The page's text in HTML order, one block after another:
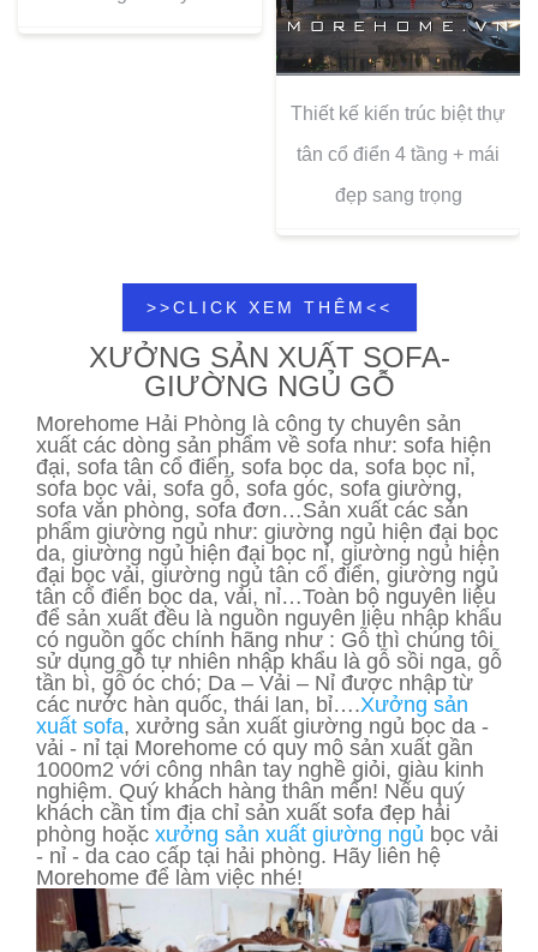
Thiết kế kiến trúc biệt thự
tân cổ điển 4 tầng + mái
đẹp sang trọng
>>CLICK XEM THÊM<<
XƯỞNG SẢN XUẤT SOFA-
GIƯỜNG NGỦ GỖ
Morehome Hải Phòng là công ty chuyên sản
xuất các dòng sản phẩm về sofa như: sofa hiện
đại, sofa tân cổ điển, sofa bọc da, sofa bọc nỉ,
sofa bọc vải, sofa gỗ, sofa góc, sofa giường,
sofa văn phòng, sofa đơn…Sản xuất các sản
phẩm giường ngủ như: giường ngủ hiện đại bọc
da, giường ngủ hiện đại bọc nỉ, giường ngủ hiện
đại bọc vải, giường ngủ tân cổ điển, giường ngủ
tân cổ điển bọc da, vải, nỉ…Toàn bộ nguyên liệu
để sản xuất đều là nguồn nguyên liệu nhập khẩu
có nguồn gốc chính hãng như : Gỗ thì chúng tôi
sử dụng gỗ tự nhiên nhập khẩu là gỗ sồi nga, gỗ
tần bì, gỗ óc chó; Da – Vải – Nỉ được nhập từ
các nước hàn quốc, thái lan, bỉ….Xưởng sản
xuất sofa, xưởng sản xuất giường ngủ bọc da -
vải - nỉ tại Morehome có quy mô sản xuất gần
1000m2 với công nhân tay nghề giỏi, giàu kinh
nghiệm. Quý khách hàng thân mến! Nếu quý
khách cần tìm địa chỉ sản xuất sofa đẹp hải
phòng hoặc xưởng sản xuất giường ngủ bọc vải
- nỉ - da cao cấp tại hải phòng. Hãy liên hệ
Morehome để làm việc nhé!